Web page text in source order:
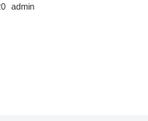
admin